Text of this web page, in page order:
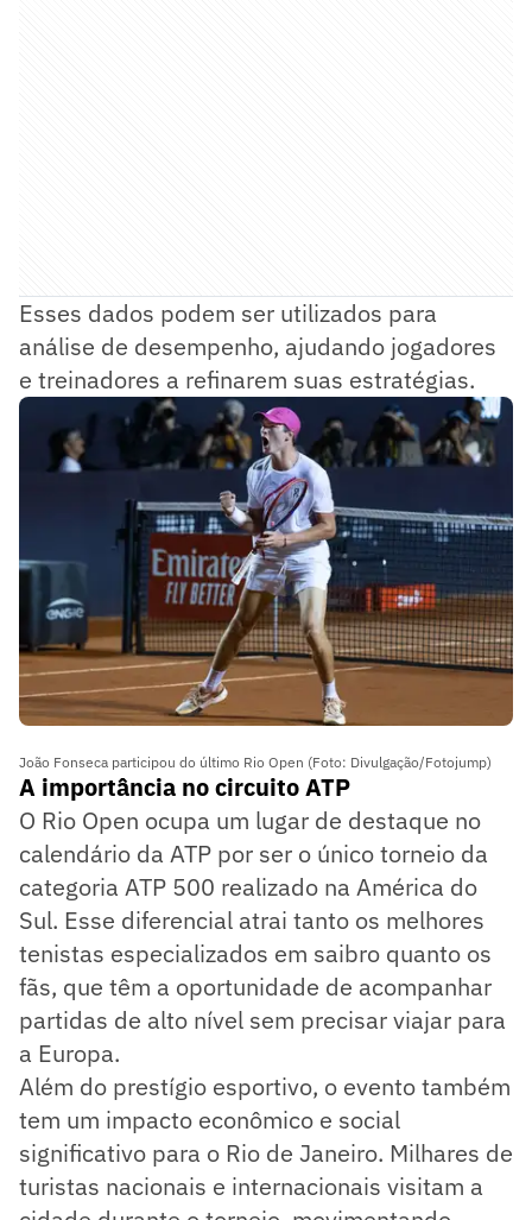
Esses dados podem ser utilizados para
análise de desempenho, ajudando jogadores
e treinadores a refinarem suas estratégias.
João Fonseca participou do último Rio Open (Foto: Divulgação/Fotojump)
A importância no circuito ATP
O Rio Open ocupa um lugar de destaque no
calendário da ATP por ser o único torneio da
categoria ATP 500 realizado na América do
Sul. Esse diferencial atrai tanto os melhores
tenistas especializados em saibro quanto os
fãs, que têm a oportunidade de acompanhar
partidas de alto nível sem precisar viajar para
a Europa.
Além do prestígio esportivo, o evento também
tem um impacto econômico e social
significativo para o Rio de Janeiro. Milhares de
turistas nacionais e internacionais visitam a